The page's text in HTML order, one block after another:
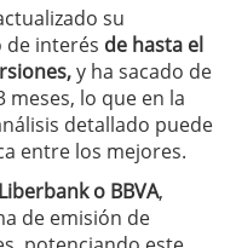
su
interés de hasta el
y ha sacado de
meses, lo que en la
detallado puede
entre los mejores.
o BBVA,
de emisión de